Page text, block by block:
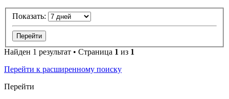
Показать:
Найден 1 результат • Страница 1 из 1
Перейти к расширенному поиску
Перейти